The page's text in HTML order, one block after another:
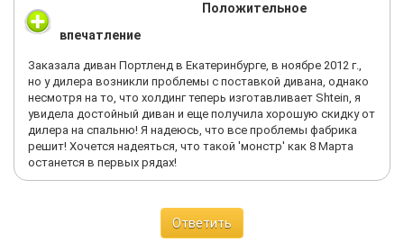
Люди, не ходите туда! У меня еще одна знакомая там диван
заказывала, так она ждала его больше 3 месяцев! В
результате диван привезли не хватало еще одной подушки!
Потом через год диван полностью просел! У меня слов нет!
Говорят, что девчонки работают там и им вовремя не
выплачивают зарплату! Короче, не верьте этому салону
ALBERT & SHTEIN!
Положительное
впечатление
Заказала диван Портленд в Екатеринбурге, в ноябре 2012 г.,
но у дилера возникли проблемы с поставкой дивана, однако
несмотря на то, что холдинг теперь изготавливает Shtein, я
увидела достойный диван и еще получила хорошую скидку от
дилера на спальню! Я надеюсь, что все проблемы фабрика
решит! Хочется надеяться, что такой 'монстр' как 8 Марта
останется в первых рядах!
Ответить